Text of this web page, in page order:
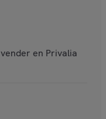
en Privalia